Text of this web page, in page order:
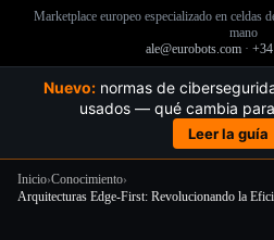
Marketplace europeo especializado en celdas
mano
ale@eurobots.com ·
Nuevo:normas de
usados — qué cambia
Leer la guía
Inicio›Conocimiento›
Arquitecturas Edge-First: Revolucionando la